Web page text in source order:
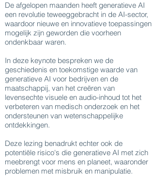
De afgelopen maanden heeft generatieve AI
een revolutie teweeggebracht in de AI-sector,
waardoor nieuwe en innovatieve toepassingen
mogelijk zijn geworden die voorheen
ondenkbaar waren.
In deze keynote bespreken we de
geschiedenis en toekomstige waarde van
generatieve AI voor bedrijven en de
maatschappij, van het creëren van
levensechte visuele en audio-inhoud tot het
verbeteren van medisch onderzoek en het
ondersteunen van wetenschappelijke
ontdekkingen.
Deze lezing benadrukt echter ook de
potentiële risico's die generatieve AI met zich
meebrengt voor mens en planeet, waaronder
problemen met misbruik en manipulatie.